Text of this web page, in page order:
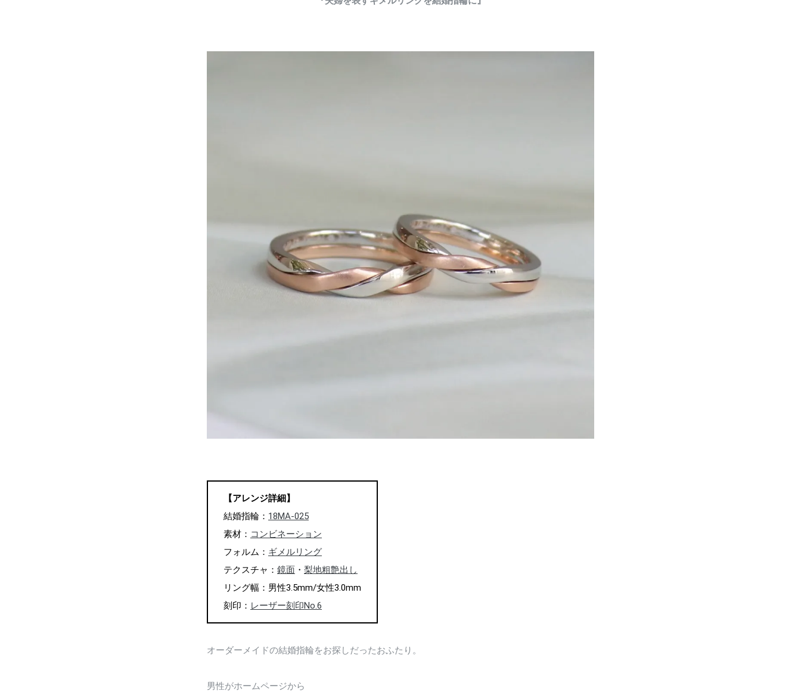
【アレンジ詳細】
結婚指輪： 18MA-025
素材： コンビネーション
フォルム： ギメルリング
テクスチャ： 鏡面 ・ 梨地粗艶出し
リング幅：男性3.5mm/女性3.0mm
刻印： レーザー刻印No.6
オーダーメイドの結婚指輪をお探しだったおふたり。
男性がホームページから